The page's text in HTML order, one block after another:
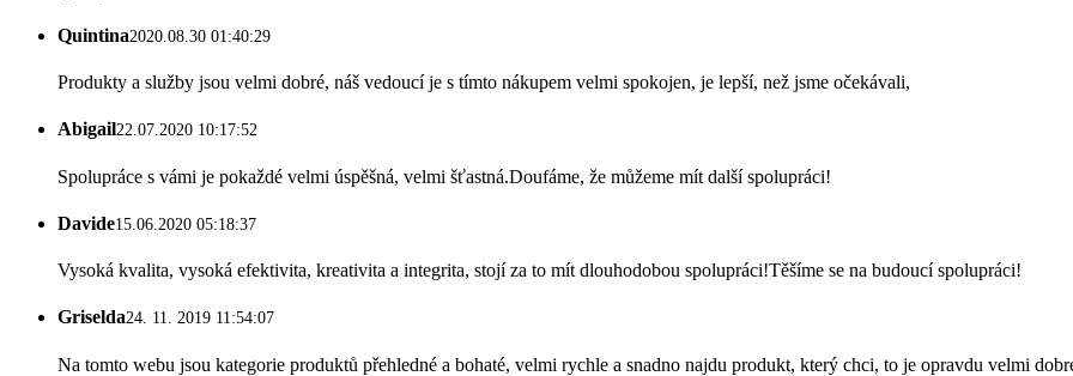
Quintina2020.08.30 01:40:29
Produkty a služby jsou velmi dobré, náš vedoucí je s tímto nákupem velmi spokojen, je lepší, než jsme očekávali,
Abigail22.07.2020 10:17:52
Spolupráce s vámi je pokaždé velmi úspěšná, velmi šťastná.Doufáme, že můžeme mít další spolupráci!
Davide15.06.2020 05:18:37
Vysoká kvalita, vysoká efektivita, kreativita a integrita, stojí za to mít dlouhodobou spolupráci!Těšíme se na budoucí spolupráci!
Griselda24. 11. 2019 11:54:07
Na tomto webu jsou kategorie produktů přehledné a bohaté, velmi rychle a snadno najdu produkt, který chci, to je opravdu velmi